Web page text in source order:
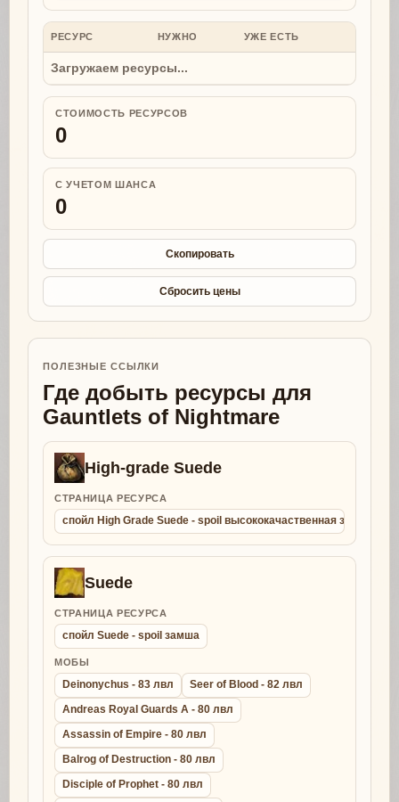
РЕСУРС НУЖНО УЖЕ ЕСТЬ
Загружаем ресурсы...
СТОИМОСТЬ РЕСУРСОВ
0
С УЧЕТОМ ШАНСА
0
Скопировать
Сбросить цены
ПОЛЕЗНЫЕ ССЫЛКИ
Где добыть ресурсы для
Gauntlets of Nightmare
High-grade Suede
СТРАНИЦА РЕСУРСА
спойл High Grade Suede - spoil высококачаственная замша
Suede
СТРАНИЦА РЕСУРСА
спойл Suede - spoil замша
МОБЫ
Deinonychus - 83 лвл
Seer of Blood - 82 лвл
Andreas Royal Guards A - 80 лвл
Assassin of Empire - 80 лвл
Balrog of Destruction - 80 лвл
Disciple of Prophet - 80 лвл